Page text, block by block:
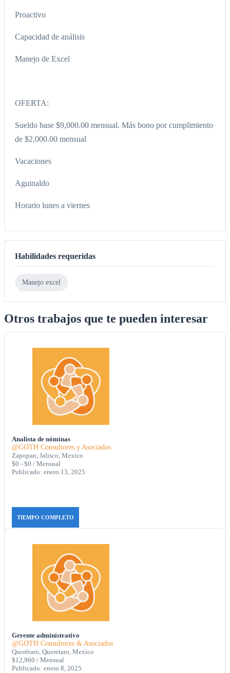
Proactivo
Capacidad de análisis
Manejo de Excel
OFERTA:
Sueldo base $9,000.00 mensual. Más bono por cumplimiento
de $2,000.00 mensual
Vacaciones
Aguinaldo
Horario lunes a viernes
Habilidades requeridas
Manejo excel
Otros trabajos que te pueden interesar
Analista de nóminas
@GOTH Consultores y Asociados
Zapopan, Jalisco, Mexico
$0 - $0 / Mensual
Publicado: enero 13, 2025
TIEMPO COMPLETO
Gerente administrativo
@GOTH Consultores & Asociados
Querétaro, Queretaro, Mexico
$12,960 / Mensual
Publicado: enero 8, 2025